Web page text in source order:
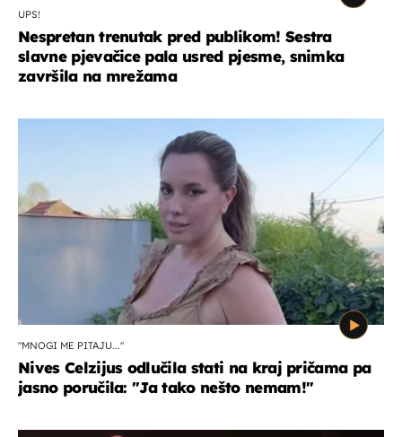
UPS!
Nespretan trenutak pred publikom! Sestra
slavne pjevačice pala usred pjesme, snimka
završila na mrežama
"MNOGI ME PITAJU..."
Nives Celzijus odlučila stati na kraj pričama pa
jasno poručila: "Ja tako nešto nemam!"